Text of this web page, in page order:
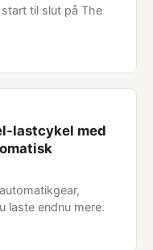
til slut på The
lastcykel med
laste endnu mere.